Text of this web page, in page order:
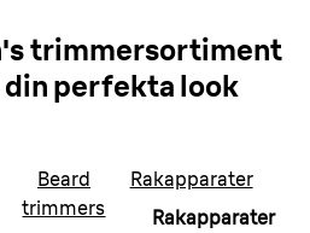
trimmersortiment
perfekta look
Beard
trimmers
Rakapparater
Rakapparater